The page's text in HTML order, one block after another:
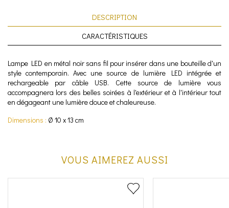
DESCRIPTION
CARACTÉRISTIQUES
Lampe LED en métal noir sans fil pour insérer dans une bouteille d'un
style contemporain. Avec une source de lumière LED intégrée et
rechargeable par câble USB. Cette source de lumière vous
accompagnera lors des belles soirées à l'extérieur et à l'intérieur tout
en dégageant une lumière douce et chaleureuse.
Dimensions : Ø 10 x 13 cm
VOUS AIMEREZ AUSSI